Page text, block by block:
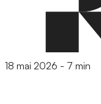
18 mai 2026 - 7 min